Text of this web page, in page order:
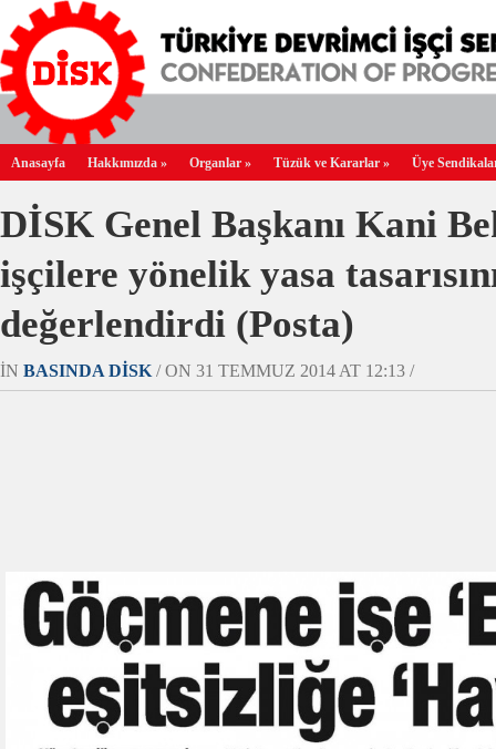
Anasayfa Hakkımızda » Organlar » Tüzük ve Kararlar » Üye
DİSK Genel Başkanı Kani
işçilere yönelik yasa
değerlendirdi (Posta)
IN BASINDA DİSK/ ON 31 TEMMUZ 2014 AT 12:13 /